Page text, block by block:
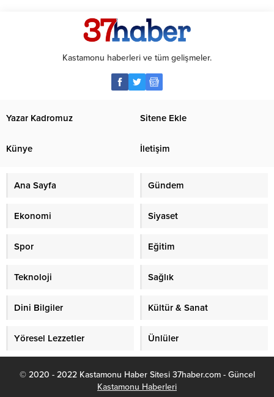
Kastamonu haberleri ve tüm gelişmeler.
Yazar Kadromuz Sitene Ekle
Künye İletişim
Ana Sayfa Gündem
Ekonomi Siyaset
Spor Eğitim
Teknoloji Sağlık
Dini Bilgiler Kültür & Sanat
Yöresel Lezzetler Ünlüler
© 2020 - 2022 Kastamonu Haber Sitesi 37haber.com - Güncel
Kastamonu Haberleri